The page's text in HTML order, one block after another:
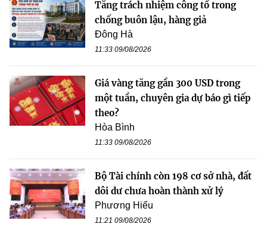
Tăng trách nhiệm công tố trong
chống buôn lậu, hàng giả
Đông Hà
11:33 09/08/2026
Giá vàng tăng gần 300 USD trong
một tuần, chuyên gia dự báo gì tiếp
theo?
Hòa Bình
11:33 09/08/2026
Bộ Tài chính còn 198 cơ sở nhà, đất
dôi dư chưa hoàn thành xử lý
Phương Hiếu
11:21 09/08/2026